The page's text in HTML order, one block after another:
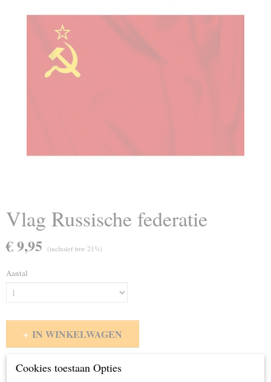
Vlag Russische federatie
€ 9,95 (inclusief btw 21%)
Aantal
IN WINKELWAGEN
Specificaties
Cookies toestaan Opties